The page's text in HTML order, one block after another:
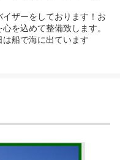
ザーをしております！お
を込めて整備致します。
船で海に出ています